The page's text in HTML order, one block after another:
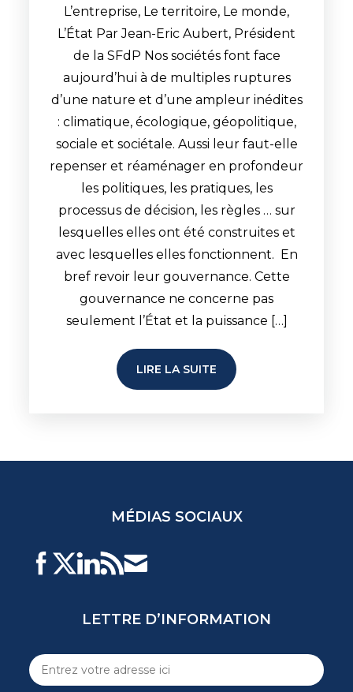
L’entreprise, Le territoire, Le monde,
L’État Par Jean-Eric Aubert, Président
de la SFdP Nos sociétés font face
aujourd’hui à de multiples ruptures
d’une nature et d’une ampleur inédites
: climatique, écologique, géopolitique,
sociale et sociétale. Aussi leur faut-elle
repenser et réaménager en profondeur
les politiques, les pratiques, les
processus de décision, les règles … sur
lesquelles elles ont été construites et
avec lesquelles elles fonctionnent. En
bref revoir leur gouvernance. Cette
gouvernance ne concerne pas
seulement l’État et la puissance […]
LIRE LA SUITE
MÉDIAS SOCIAUX
LETTRE D’INFORMATION